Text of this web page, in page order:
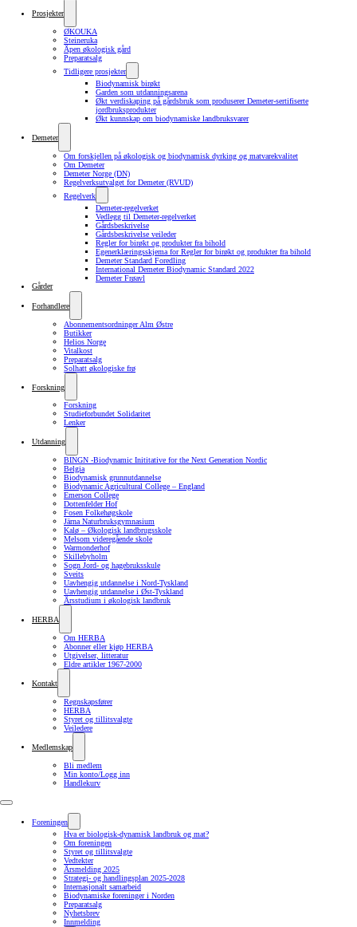
Prosjekter
ØKOUKA
Steineruka
Åpen økologisk gård
Preparatsalg
Tidligere prosjekter
Biodynamisk birøkt
Garden som utdanningsarena
Økt verdiskaping på gårdsbruk som produserer Demeter-sertifiserte
jordbruksprodukter
Økt kunnskap om biodynamiske landbruksvarer
Demeter
Om forskjellen på økologisk og biodynamisk dyrking og matvarekvalitet
Om Demeter
Demeter Norge (DN)
Regelverksutvalget for Demeter (RVUD)
Regelverk
Demeter-regelverket
Vedlegg til Demeter-regelverket
Gårdsbeskrivelse
Gårdsbeskrivelse veileder
Regler for birøkt og produkter fra bihold
Egenerklæringsskjema for Regler for birøkt og produkter fra bihold
Demeter Standard Foredling
International Demeter Biodynamic Standard 2022
Demeter Frøavl
Gårder
Forhandlere
Abonnementsordninger Alm Østre
Butikker
Helios Norge
Vitalkost
Preparatsalg
Solhatt økologiske frø
Forskning
Forskning
Studieforbundet Solidaritet
Lenker
Utdanning
BINGN -Biodynamic Inititative for the Next Generation Nordic
Belgia
Biodynamisk grunnutdannelse
Biodynamic Agricultural College – England
Emerson College
Dottenfelder Hof
Fosen Folkehøgskole
Järna Naturbruksgymnasium
Kalø – Økologisk landbrugsskole
Melsom videregående skole
Warmonderhof
Skillebyholm
Sogn Jord- og hagebruksskule
Sveits
Uavhengig utdannelse i Nord-Tyskland
Uavhengig utdannelse i Øst-Tyskland
Årsstudium i økologisk landbruk
HERBA
Om HERBA
Abonner eller kjøp HERBA
Utgivelser, litteratur
Eldre artikler 1967-2000
Kontakt
Regnskapsfører
HERBA
Styret og tillitsvalgte
Veiledere
Medlemskap
Bli medlem
Min konto/Logg inn
Handlekurv
Foreningen
Hva er biologisk-dynamisk landbruk og mat?
Om foreningen
Styret og tillitsvalgte
Vedtekter
Årsmelding 2025
Strategi- og handlingsplan 2025-2028
Internasjonalt samarbeid
Biodynamiske foreninger i Norden
Preparatsalg
Nyhetsbrev
Innmelding